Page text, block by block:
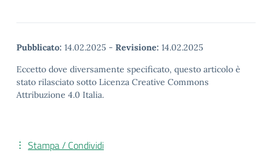
Pubblicato: 14.02.2025 - Revisione: 14.02.2025
Eccetto dove diversamente specificato, questo articolo è
stato rilasciato sotto Licenza Creative Commons
Attribuzione 4.0 Italia.
Stampa / Condividi